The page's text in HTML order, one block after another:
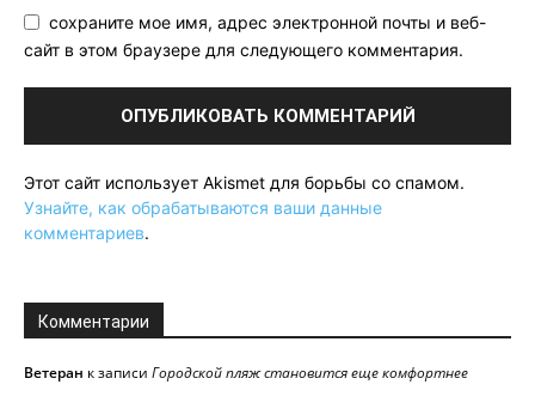
сохраните мое имя, адрес электронной почты и веб-
сайт в этом браузере для следующего комментария.
Этот сайт использует Akismet для борьбы со спамом.
Узнайте, как обрабатываются ваши данные
комментариев.
Комментарии
Ветеран к записи Городской пляж становится еще комфортнее